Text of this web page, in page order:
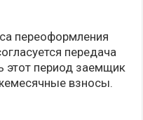
переоформления
передача
этот период заемщик
взносы.